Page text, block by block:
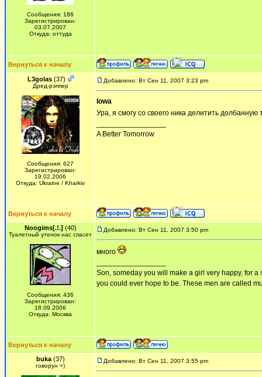
Сообщения: 186
Зарегистрирован:
03.07.2007
Откуда: оттуда
Вернуться к началу
L3golas(37)
Дред-рэппер
Сообщения: 627
Зарегистрирован:
19.02.2006
Откуда: Ukraine / Kharkiv
Добавлено: Вт Сен 11, 2007 3:23 pm
Iowa
Ура, я смогу со своего ника делитить
A Better Tomorrow
Вернуться к началу
Noogims[.!.] (40)
Туалетный утенок нас спасет
Сообщения: 436
Зарегистрирован:
18.09.2006
Откуда: Москва
Добавлено: Вт Сен 11, 2007 3:50 pm
много
Son, someday you will make a girl very happy, for
you could ever hope to be. These men are called
Вернуться к началу
buka(37)
говорун =)
Добавлено: Вт Сен 11, 2007 3:55 pm